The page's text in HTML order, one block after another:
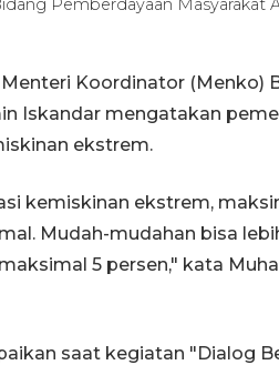
Pemberdayaan Masyarakat
Menteri Koordinator (Menko)
Iskandar mengatakan
ekstrem.
kemiskinan ekstrem,
Mudah-mudahan bisa
5 persen," kata
saat kegiatan "Dialog